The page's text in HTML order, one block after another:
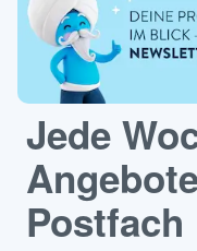
Jede
Postfach